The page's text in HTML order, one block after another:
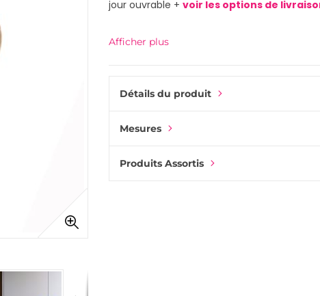
jour ouvrable + voir les options de
Afficher plus
Détails du produit
Mesures
Produits Assortis